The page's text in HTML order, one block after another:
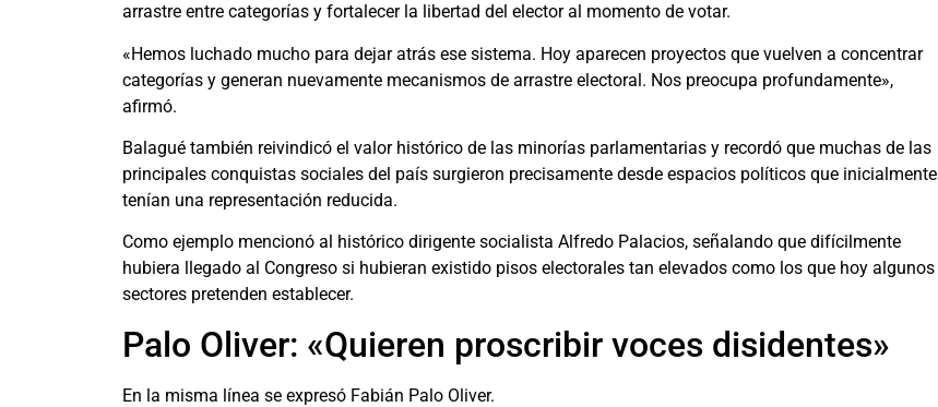
arrastre entre categorías y fortalecer la libertad del elector al momento de votar.
«Hemos luchado mucho para dejar atrás ese sistema. Hoy aparecen proyectos que vuelven a concentrar
categorías y generan nuevamente mecanismos de arrastre electoral. Nos preocupa profundamente»,
afirmó.
Balagué también reivindicó el valor histórico de las minorías parlamentarias y recordó que muchas de las
principales conquistas sociales del país surgieron precisamente desde espacios políticos que inicialmente
tenían una representación reducida.
Como ejemplo mencionó al histórico dirigente socialista Alfredo Palacios, señalando que difícilmente
hubiera llegado al Congreso si hubieran existido pisos electorales tan elevados como los que hoy algunos
sectores pretenden establecer.
Palo Oliver: «Quieren proscribir voces disidentes»
En la misma línea se expresó Fabián Palo Oliver.